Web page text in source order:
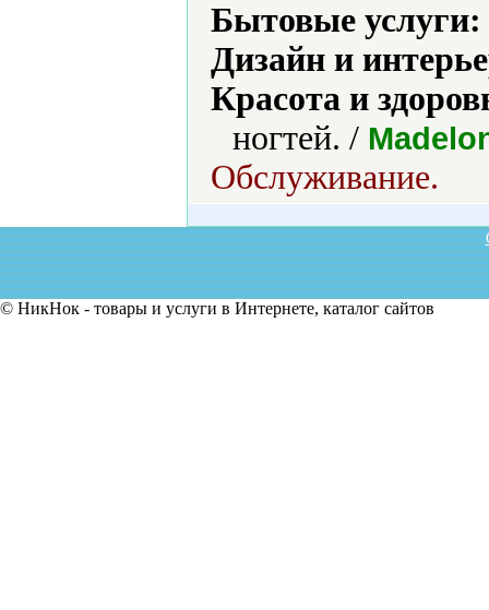
Бытовые услуги:
Дизайн и
Красота и
ногтей. /
Обслуживание.
© НикНок - товары и услуги в Интернете, каталог сайтов